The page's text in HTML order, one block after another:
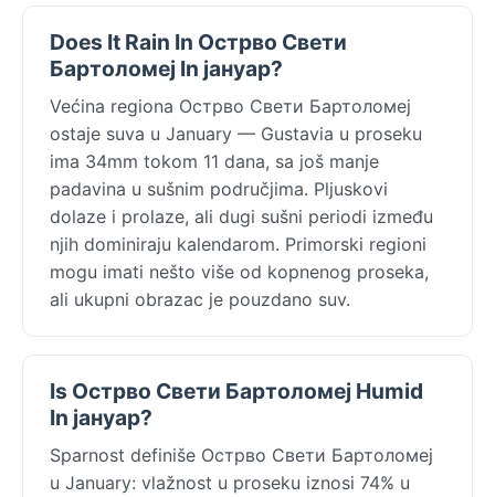
Does It Rain In Острво Свети
Бартоломеј In јануар?
Većina regiona Острво Свети Бартоломеј
ostaje suva u January — Gustavia u proseku
ima 34mm tokom 11 dana, sa još manje
padavina u sušnim područjima. Pljuskovi
dolaze i prolaze, ali dugi sušni periodi između
njih dominiraju kalendarom. Primorski regioni
mogu imati nešto više od kopnenog proseka,
ali ukupni obrazac je pouzdano suv.
Is Острво Свети Бартоломеј Humid
In јануар?
Sparnost definiše Острво Свети Бартоломеј
u January: vlažnost u proseku iznosi 74% u